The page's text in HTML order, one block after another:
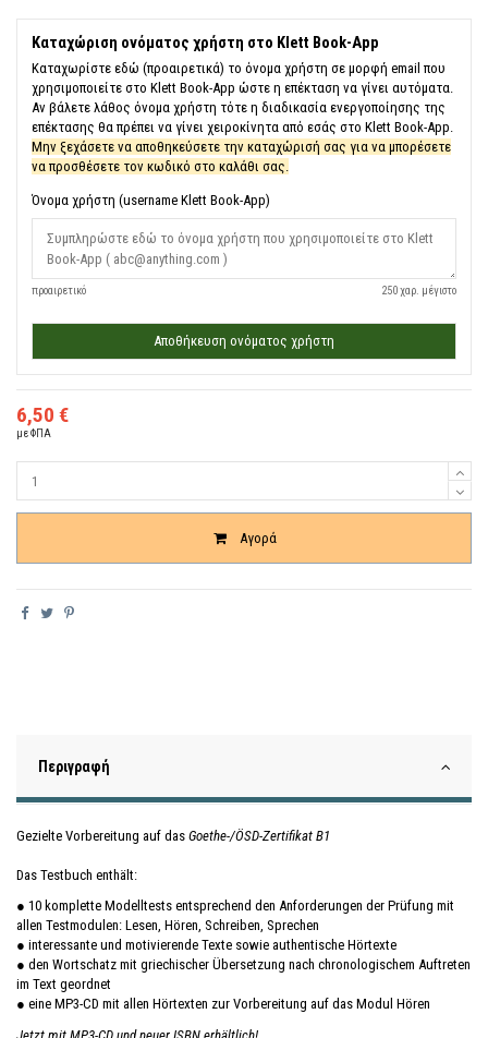
Καταχώριση ονόματος χρήστη στο Klett Book-App
Καταχωρίστε εδώ (προαιρετικά) το όνομα χρήστη σε μορφή email που
χρησιμοποιείτε στο Klett Book-App ώστε η επέκταση να γίνει αυτόματα.
Αν βάλετε λάθος όνομα χρήστη τότε η διαδικασία ενεργοποίησης της
επέκτασης θα πρέπει να γίνει χειροκίνητα από εσάς στο Klett Book-App.
Μην ξεχάσετε να αποθηκεύσετε την καταχώρισή σας για να μπορέσετε
να προσθέσετε τον κωδικό στο καλάθι σας.
Όνομα χρήστη (username Klett Book-App)
προαιρετικό 250 χαρ. μέγιστο
Αποθήκευση ονόματος χρήστη
6,50 €
με ΦΠΑ
Αγορά
Περιγραφή
Gezielte Vorbereitung auf das Goethe-/ÖSD-Zertifikat B1
Das Testbuch enthält:
● 10 komplette Modelltests entsprechend den Anforderungen der Prüfung mit
allen Testmodulen: Lesen, Hören, Schreiben, Sprechen
● interessante und motivierende Texte sowie authentische Hörtexte
● den Wortschatz mit griechischer Übersetzung nach chronologischem Auftreten
im Text geordnet
● eine MP3-CD mit allen Hörtexten zur Vorbereitung auf das Modul Hören